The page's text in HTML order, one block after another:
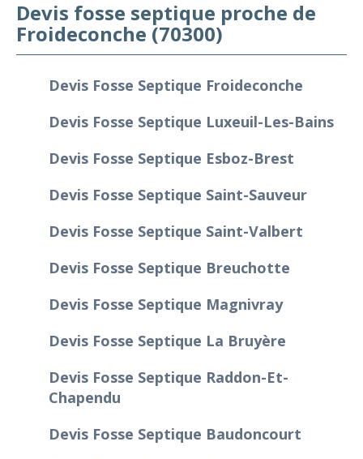
Devis fosse septique proche de
Froideconche (70300)
Devis Fosse Septique Froideconche
Devis Fosse Septique Luxeuil-Les-Bains
Devis Fosse Septique Esboz-Brest
Devis Fosse Septique Saint-Sauveur
Devis Fosse Septique Saint-Valbert
Devis Fosse Septique Breuchotte
Devis Fosse Septique Magnivray
Devis Fosse Septique La Bruyère
Devis Fosse Septique Raddon-Et-
Chapendu
Devis Fosse Septique Baudoncourt